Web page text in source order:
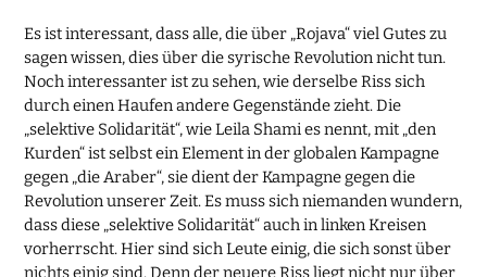
Es ist interessant, dass alle, die über „Rojava“ viel Gutes zu
sagen wissen, dies über die syrische Revolution nicht tun.
Noch interessanter ist zu sehen, wie derselbe Riss sich
durch einen Haufen andere Gegenstände zieht. Die
„selektive Solidarität“, wie Leila Shami es nennt, mit „den
Kurden“ ist selbst ein Element in der globalen Kampagne
gegen „die Araber“, sie dient der Kampagne gegen die
Revolution unserer Zeit. Es muss sich niemanden wundern,
dass diese „selektive Solidarität“ auch in linken Kreisen
vorherrscht. Hier sind sich Leute einig, die sich sonst über